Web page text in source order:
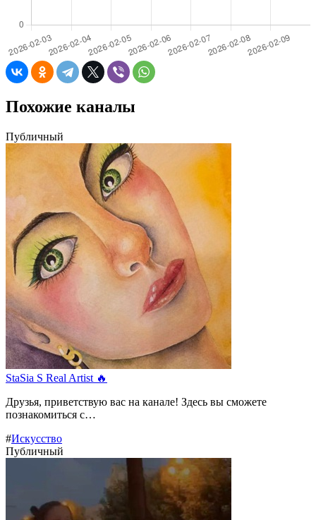
Похожие каналы
Публичный
StaSia S Real Artist 🔥
Друзья, приветствую вас на канале! Здесь вы сможете
познакомиться с…
#Искусство
Публичный